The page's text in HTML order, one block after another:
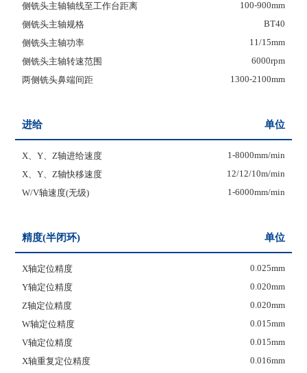
侧铣头主轴轴线至工作台距离
100-900mm
侧铣头主轴规格
BT40
侧铣头主轴功率
11/15mm
侧铣头主轴转速范围
6000rpm
两侧铣头鼻端间距
1300-2100mm
进给 单位
X、Y、Z轴进给速度
1-8000mm/min
X、Y、Z轴快移速度
12/12/10m/min
W/V轴速度(无级)
1-6000mm/min
精度(半闭环) 单位
X轴定位精度
0.025mm
Y轴定位精度
0.020mm
Z轴定位精度
0.020mm
W轴定位精度
0.015mm
V轴定位精度
0.015mm
X轴重复定位精度
0.016mm